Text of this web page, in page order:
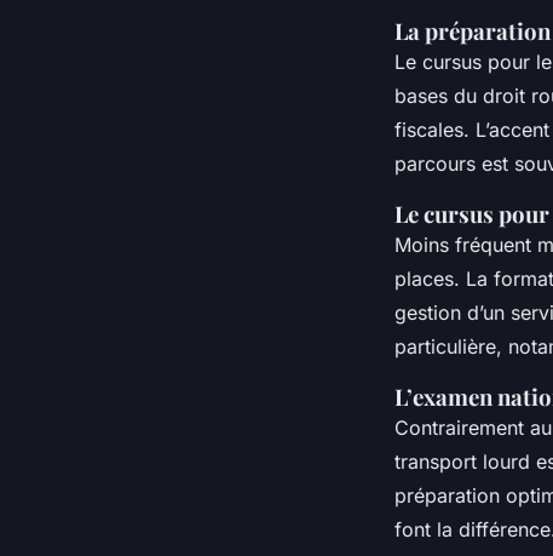
La
Le cursus pour
bases du droit
fiscales.
parcours est
Le cursus
Moins fréquent
places. La
gestion d’un
particulière,
L’examen
Contrairement
transport lourd
préparation
font la